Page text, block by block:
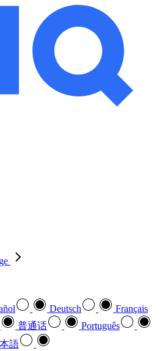
Deutsch
Français
普通话
Português
語